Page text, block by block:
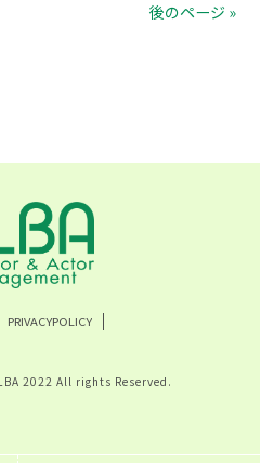
後のページ »
PRIVACYPOLICY
2022 All rights Reserved.